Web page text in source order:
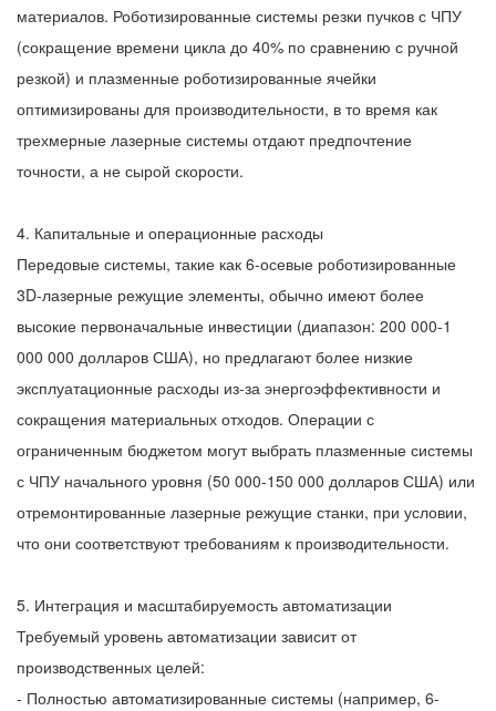
материалов. Роботизированные системы резки пучков с ЧПУ
(сокращение времени цикла до 40% по сравнению с ручной
резкой) и плазменные роботизированные ячейки
оптимизированы для производительности, в то время как
трехмерные лазерные системы отдают предпочтение
точности, а не сырой скорости.
4. Капитальные и операционные расходы
Передовые системы, такие как 6-осевые роботизированные
3D-лазерные режущие элементы, обычно имеют более
высокие первоначальные инвестиции (диапазон: 200 000-1
000 000 долларов США), но предлагают более низкие
эксплуатационные расходы из-за энергоэффективности и
сокращения материальных отходов. Операции с
ограниченным бюджетом могут выбрать плазменные системы
с ЧПУ начального уровня (50 000-150 000 долларов США) или
отремонтированные лазерные режущие станки, при условии,
что они соответствуют требованиям к производительности.
5. Интеграция и масштабируемость автоматизации
Требуемый уровень автоматизации зависит от
производственных целей:
- Полностью автоматизированные системы (например, 6-